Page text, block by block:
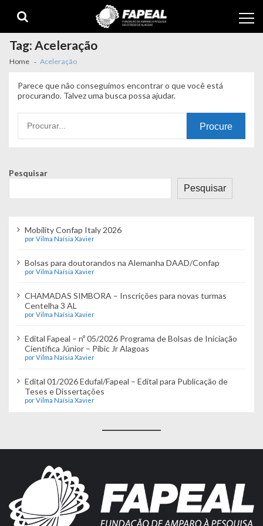
navigation
content
Tag:Aceleração
Home Aceleração
Parece que não conseguimos encontrar o que você está
procurando. Talvez uma busca possa ajudar.
por:
Pesquisar
Pesquisar
Mobility Confap Italy 2026
por Vilma Naísia Xavier
Bolsas para doutorandos na Alemanha DAAD/Confap
por Vilma Naísia Xavier
CHAMADAS SIMBORA – Inscrições para novas turmas
Centelha 3 AL
por Vilma Naísia Xavier
Edital Fapeal – nº 05/2026 Programa de Bolsas de Iniciação
Científica Júnior – Pibic Jr Alagoas
por Vilma Naísia Xavier
Edital 01/2026 Edufal/Fapeal – Edital para Publicação de
Teses e Dissertações
por Vilma Naísia Xavier